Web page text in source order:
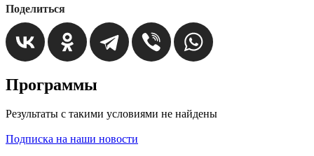
Поделиться
Программы
Результаты с такими условиями не найдены
Подписка на наши новости